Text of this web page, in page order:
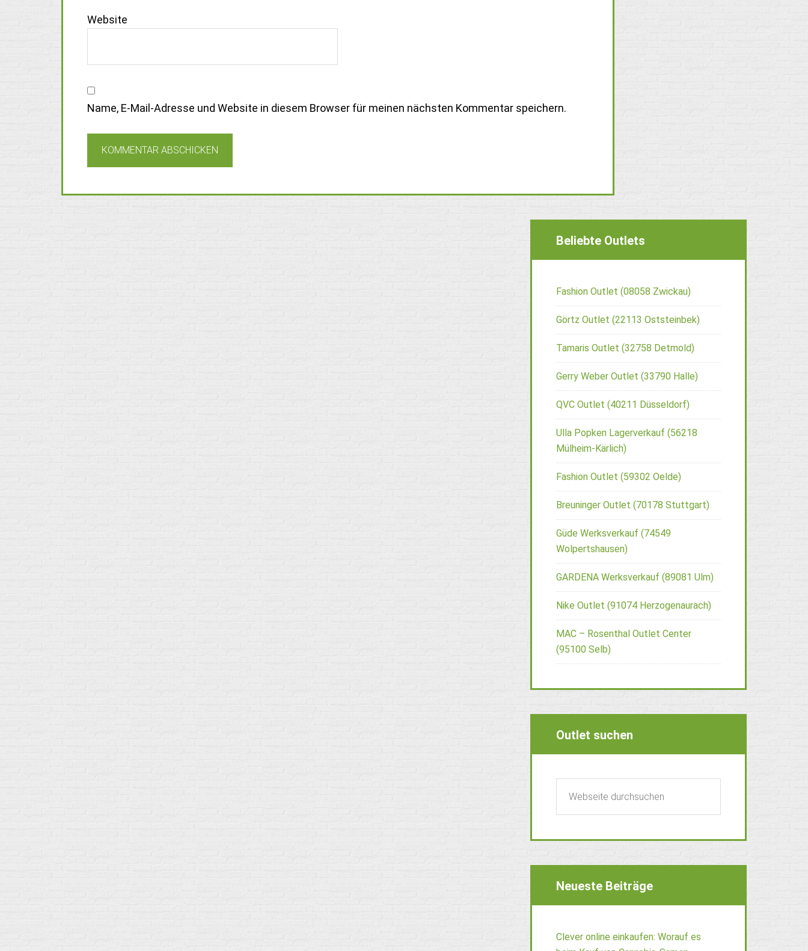
Website
Name, E-Mail-Adresse und Website in diesem Browser für meinen nächsten Kommentar speichern.
Beliebte Outlets
Fashion Outlet (08058 Zwickau)
Görtz Outlet (22113 Oststeinbek)
Tamaris Outlet (32758 Detmold)
Gerry Weber Outlet (33790 Halle)
QVC Outlet (40211 Düsseldorf)
Ulla Popken Lagerverkauf (56218
Mülheim-Kärlich)
Fashion Outlet (59302 Oelde)
Breuninger Outlet (70178 Stuttgart)
Güde Werksverkauf (74549
Wolpertshausen)
GARDENA Werksverkauf (89081 Ulm)
Nike Outlet (91074 Herzogenaurach)
MAC – Rosenthal Outlet Center
(95100 Selb)
Outlet suchen
Neueste Beiträge
Clever online einkaufen: Worauf es